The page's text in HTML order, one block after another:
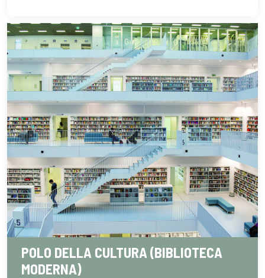
POLO DELLA CULTURA (BIBLIOTECA
MODERNA)